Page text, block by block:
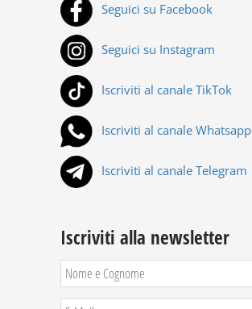
Seguici su Facebook
Seguici su Instagram
Iscriviti al canale TikTok
Iscriviti al canale Whatsapp
Iscriviti al canale Telegram
Iscriviti alla newsletter